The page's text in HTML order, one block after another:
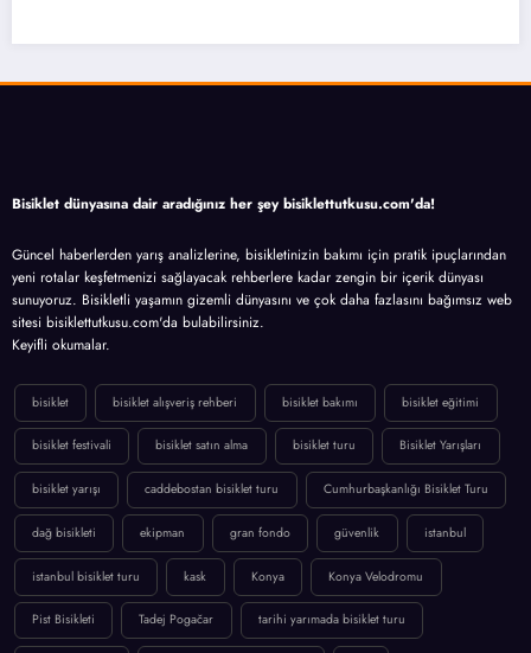
Bisiklet dünyasına dair aradığınız her şey bisiklettutkusu.com'da!
Güncel haberlerden yarış analizlerine, bisikletinizin bakımı için pratik ipuçlarından
yeni rotalar keşfetmenizi sağlayacak rehberlere kadar zengin bir içerik dünyası
sunuyoruz. Bisikletli yaşamın gizemli dünyasını ve çok daha fazlasını bağımsız web
sitesi bisiklettutkusu.com'da bulabilirsiniz.
Keyifli okumalar.
bisiklet bisiklet alışveriş rehberi bisiklet bakımı bisiklet eğitimi
bisiklet festivali bisiklet satın alma bisiklet turu Bisiklet Yarışları
bisiklet yarışı caddebostan bisiklet turu Cumhurbaşkanlığı Bisiklet Turu
dağ bisikleti ekipman gran fondo güvenlik istanbul
istanbul bisiklet turu kask Konya Konya Velodromu
Pist Bisikleti Tadej Pogačar tarihi yarımada bisiklet turu